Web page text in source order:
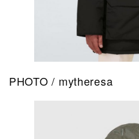
PHOTO / mytheresa